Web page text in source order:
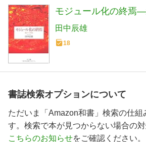
モジュール化の終焉
田中辰雄
18
書誌検索オプションについて
ただいま「Amazon和書」検索の仕組
す。検索で本が見つからない場合の
こちらのお知らせをご確認ください。